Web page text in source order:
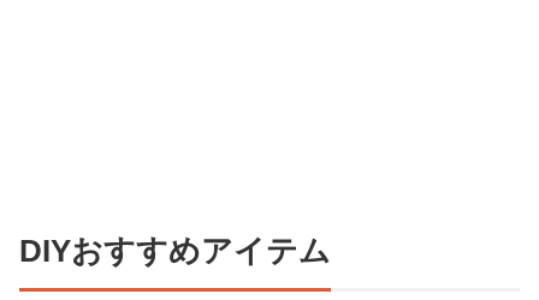
DIYおすすめアイテム